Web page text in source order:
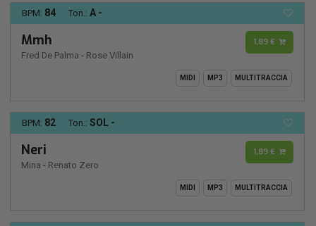
BPM: 84 Ton.: A -
Mmh
Fred De Palma - Rose Villain
1,89 €
MIDI MP3 MULTITRACCIA
BPM: 82 Ton.: SOL -
Neri
Mina - Renato Zero
1,89 €
MIDI MP3 MULTITRACCIA